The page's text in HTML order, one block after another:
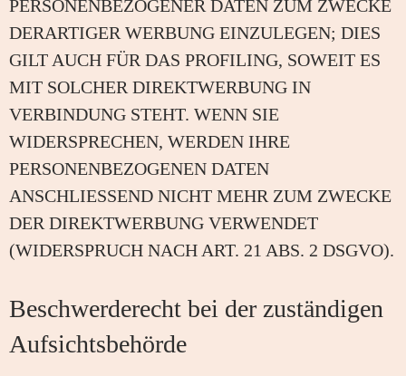
PERSONENBEZOGENER DATEN ZUM ZWECKE
DERARTIGER WERBUNG EINZULEGEN; DIES
GILT AUCH FÜR DAS PROFILING, SOWEIT ES
MIT SOLCHER DIREKTWERBUNG IN
VERBINDUNG STEHT. WENN SIE
WIDERSPRECHEN, WERDEN IHRE
PERSONENBEZOGENEN DATEN
ANSCHLIESSEND NICHT MEHR ZUM ZWECKE
DER DIREKTWERBUNG VERWENDET
(WIDERSPRUCH NACH ART. 21 ABS. 2 DSGVO).
Beschwerde­recht bei der zuständigen
Aufsichts­behörde